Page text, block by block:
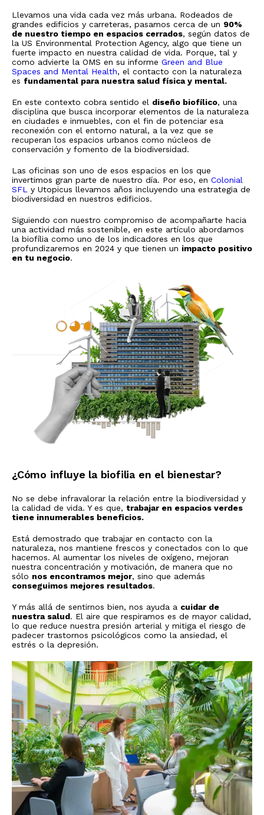
Llevamos una vida cada vez más urbana. Rodeados de
grandes edificios y carreteras, pasamos cerca de un 90%
de nuestro tiempo en espacios cerrados, según datos de
la US Environmental Protection Agency, algo que tiene un
fuerte impacto en nuestra calidad de vida. Porque, tal y
como advierte la OMS en su informe Green and Blue
Spaces and Mental Health, el contacto con la naturaleza
es fundamental para nuestra salud física y mental.
En este contexto cobra sentido el diseño biofílico, una
disciplina que busca incorporar elementos de la naturaleza
en ciudades e inmuebles, con el fin de potenciar esa
reconexión con el entorno natural, a la vez que se
recuperan los espacios urbanos como núcleos de
conservación y fomento de la biodiversidad.
Las oficinas son uno de esos espacios en los que
invertimos gran parte de nuestro día. Por eso, en Colonial
SFL
y Utopicus llevamos años incluyendo una estrategia de
biodiversidad en nuestros edificios.
Siguiendo con nuestro compromiso de acompañarte hacia
una actividad más sostenible, en este artículo abordamos
la biofília como uno de los indicadores en los que
profundizaremos en 2024 y que tienen un impacto positivo
en tu negocio.
¿Cómo influye la biofilia en el bienestar?
No se debe infravalorar la relación entre la biodiversidad y
la calidad de vida. Y es que, trabajar en espacios verdes
tiene innumerables beneficios.
Está demostrado que trabajar en contacto con la
naturaleza, nos mantiene frescos y conectados con lo que
hacemos. Al aumentar los niveles de oxígeno, mejoran
nuestra concentración y motivación, de manera que no
sólo nos encontramos mejor, sino que además
conseguimos mejores resultados.
Y más allá de sentirnos bien, nos ayuda a cuidar de
nuestra salud. El aire que respiramos es de mayor calidad,
lo que reduce nuestra presión arterial y mitiga el riesgo de
padecer trastornos psicológicos como la ansiedad, el
estrés o la depresión.